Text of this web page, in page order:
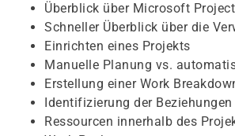
Überblick über Microsoft Project
Schneller Überblick über die
Einrichten eines Projekts
Manuelle Planung vs.
Erstellung einer Work
Identifizierung der
Ressourcen innerhalb des